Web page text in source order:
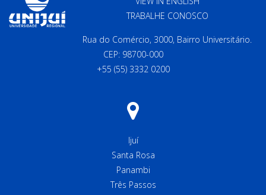
TRABALHE CONOSCO
Rua do Comércio, 3000, Bairro Universitário.
CEP: 98700-000
+55 (55) 3332 0200
Ijuí
Santa Rosa
Panambi
Três Passos